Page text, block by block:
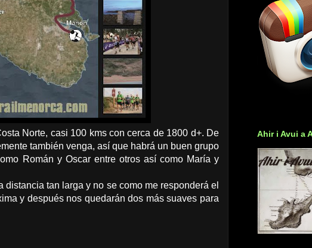
Norte, casi 100 kms con cerca de 1800 d+. De
también venga, así que habrá un buen grupo
Román y Oscar entre otros así como María y
tan larga y no se como me responderá el
y después nos quedarán dos más suaves para
Ahir i Avui a